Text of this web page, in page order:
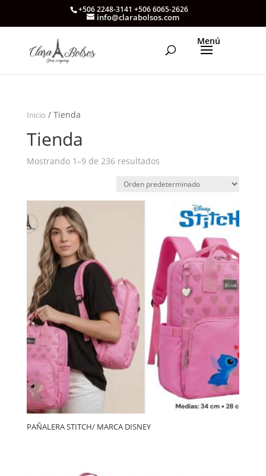
+506 2248-3141 +506 6065-2626
info@clarabolsos.com
Inicio / Tienda
Tienda
Mostrando 1–9 de 236 resultados
PAÑALERA STITCH/ MARCA DISNEY